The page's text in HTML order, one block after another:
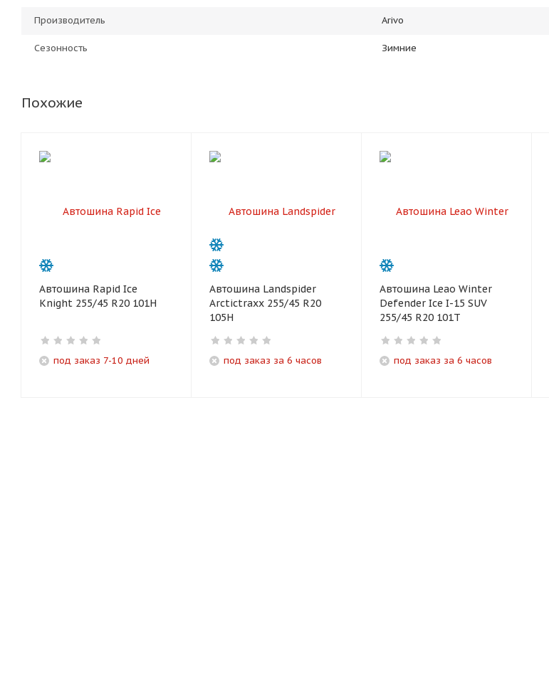
Производитель Arivo
Сезонность Зимние
Похожие
Автошина Rapid Ice
Knight 255/45 R20 101H
под заказ 7-10 дней
Автошина Landspider
Arctictraxx 255/45 R20
105H
под заказ за 6 часов
Автошина Leao Winter
Defender Ice I-15 SUV
255/45 R20 101T
под заказ за 6 часов